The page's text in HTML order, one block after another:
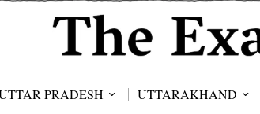
PRADESH UTTARAKHAND